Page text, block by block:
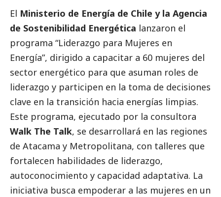
El Ministerio de Energía de Chile y la Agencia
de Sostenibilidad Energética lanzaron el
programa “Liderazgo para Mujeres en
Energía”, dirigido a capacitar a 60 mujeres del
sector energético para que asuman roles de
liderazgo y participen en la toma de decisiones
clave en la transición hacia energías limpias.
Este programa, ejecutado por la consultora
Walk The Talk, se desarrollará en las regiones
de Atacama y Metropolitana, con talleres que
fortalecen habilidades de liderazgo,
autoconocimiento y capacidad adaptativa. La
iniciativa busca empoderar a las mujeres en un